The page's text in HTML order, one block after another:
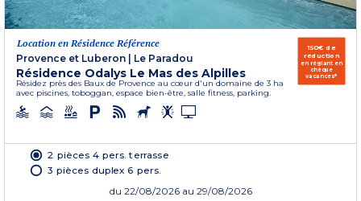
Location en Résidence Référence
Provence et Luberon | Le Paradou
Résidence Odalys Le Mas des Alpilles
Résidez près des Baux de Provence au cœur d'un domaine de 3 ha
avec piscines, toboggan, espace bien-être, salle fitness, parking.
150€ de
réduction
en réglant en
chèque
vacances*
2 pièces 4 pers. terrasse
3 pièces duplex 6 pers.
du 22/08/2026 au 29/08/2026